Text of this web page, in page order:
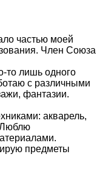
частью моей
Член Союза
то лишь одного
с различными
фантазии.
акварель,
Люблю
предметы